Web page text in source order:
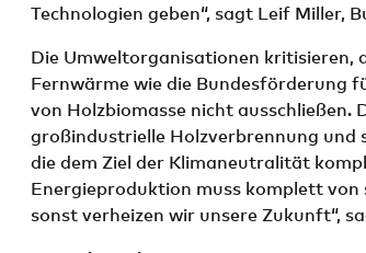
Technologien geben“, sagt Leif Miller,
Die Umweltorganisationen kritisieren,
Fernwärme wie die Bundesförderung
von Holzbiomasse nicht ausschließen.
großindustrielle Holzverbrennung und
die dem Ziel der Klimaneutralität
Energieproduktion muss komplett
sonst verheizen wir unsere Zukunft“,